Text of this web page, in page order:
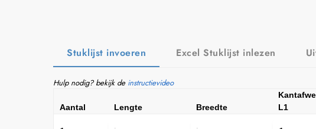
Stuklijst invoeren Excel Stuklijst inlezen
Hulp nodig? bekijk de instructievideo
Aantal Lengte Breedte L1